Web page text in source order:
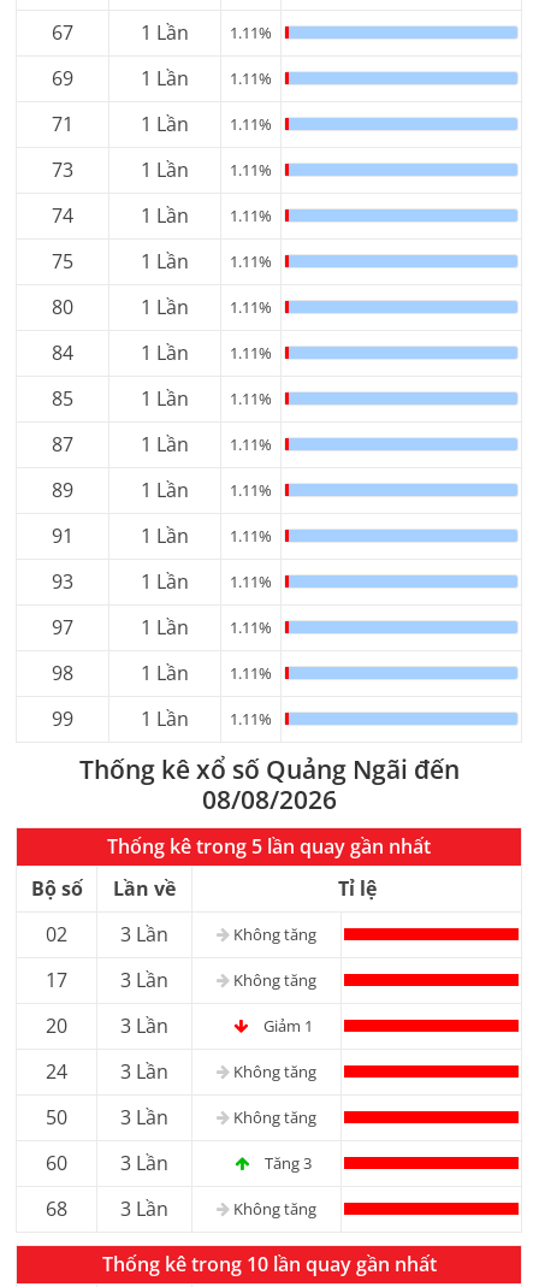
67 1 Lần 1.11%
69 1 Lần 1.11%
71 1 Lần 1.11%
73 1 Lần 1.11%
74 1 Lần 1.11%
75 1 Lần 1.11%
80 1 Lần 1.11%
84 1 Lần 1.11%
85 1 Lần 1.11%
87 1 Lần 1.11%
89 1 Lần 1.11%
91 1 Lần 1.11%
93 1 Lần 1.11%
97 1 Lần 1.11%
98 1 Lần 1.11%
99 1 Lần 1.11%
Thống kê xổ số Quảng Ngãi đến
08/08/2026
Thống kê trong 5 lần quay gần nhất
Bộ số
Lần về
Tỉ lệ
02
3 Lần Không tăng
17 3 Lần Không tăng
20 3 Lần Giảm 1
24 3 Lần Không tăng
50 3 Lần Không tăng
60 3 Lần Tăng 3
68 3 Lần Không tăng
Thống kê trong 10 lần quay gần nhất